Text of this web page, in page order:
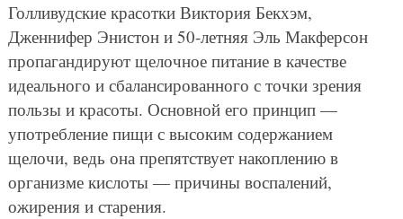
Голливудские красотки Виктория Бекхэм,
Дженнифер Энистон и 50-летняя Эль Макферсон
пропагандируют щелочное питание в качестве
идеального и сбалансированного с точки зрения
пользы и красоты. Основной его принцип —
употребление пищи с высоким содержанием
щелочи, ведь она препятствует накоплению в
организме кислоты — причины воспалений,
ожирения и старения.